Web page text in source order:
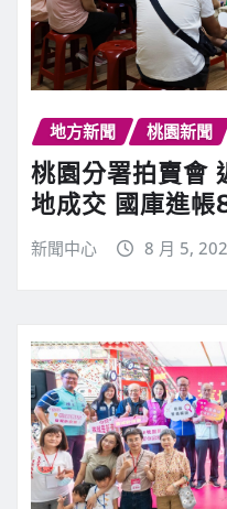
地方新聞 桃園新聞
桃園分署拍賣會
地成交 國庫進
新聞中心 8 月 5,